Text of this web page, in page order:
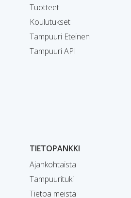
Tuotteet
Koulutukset
Tampuuri Eteinen
Tampuuri API
TIETOPANKKI
Ajankohtaista
Tampuurituki
Tietoa meistä